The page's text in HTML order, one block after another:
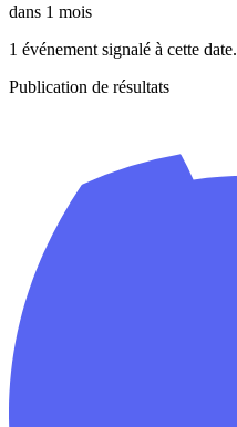
dans 1 mois
1 événement signalé à cette date.
Publication de résultats